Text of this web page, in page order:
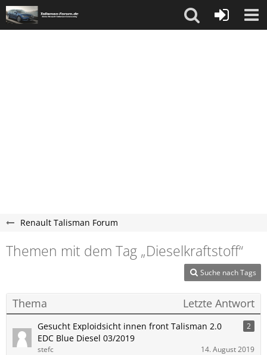
Renault Talisman Forum
Themen mit dem Tag „Dieselkraftstoff“
Suche nach Tags
Thema Letzte Antwort
Gesucht Exploidsicht innen front Talisman 2.0
EDC Blue Diesel 03/2019
2
stefc 14. August 2019